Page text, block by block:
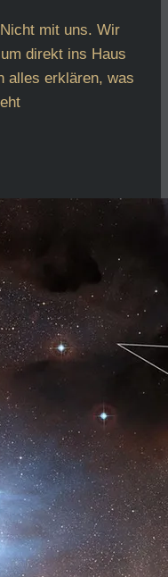
mit uns. Wir
direkt ins Haus
alles erklären, was